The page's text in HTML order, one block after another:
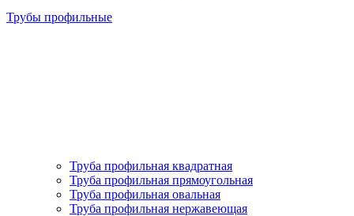
Трубы профильные
Труба профильная квадратная
Труба профильная прямоугольная
Труба профильная овальная
Труба профильная нержавеющая